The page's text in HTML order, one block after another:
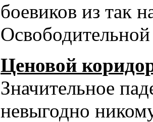
боевиков из так
Ценовой
Значительное
невыгодно